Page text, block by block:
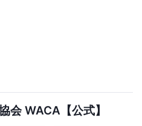
会 WACA【公式】